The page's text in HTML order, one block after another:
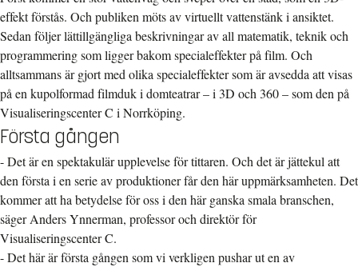
effekt förstås. Och publiken möts av virtuellt vattenstänk i ansiktet.
Sedan följer lättillgängliga beskrivningar av all matematik, teknik och
programmering som ligger bakom specialeffekter på film. Och
alltsammans är gjort med olika specialeffekter som är avsedda att visas
på en kupolformad filmduk i domteatrar – i 3D och 360 – som den på
Visualiseringscenter C i Norrköping.
Första gången
- Det är en spektakulär upplevelse för tittaren. Och det är jättekul att
den första i en serie av produktioner får den här uppmärksamheten. Det
kommer att ha betydelse för oss i den här ganska smala branschen,
säger Anders Ynnerman, professor och direktör för
Visualiseringscenter C.
- Det här är första gången som vi verkligen pushar ut en av